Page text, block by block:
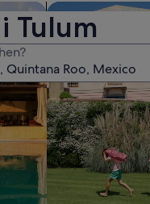
Tulum
Søg efter villaer